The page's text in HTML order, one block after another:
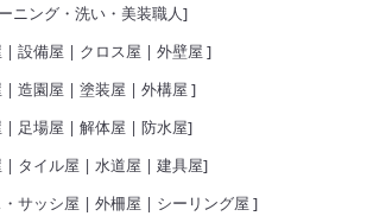
ニング・洗い・美装職人]
| 設備屋 | クロス屋 | 外壁屋 ]
| 造園屋 | 塗装屋 | 外構屋 ]
| 足場屋 | 解体屋 | 防水屋]
| タイル屋 | 水道屋 | 建具屋]
サッシ屋 | 外柵屋 | シーリング屋 ]